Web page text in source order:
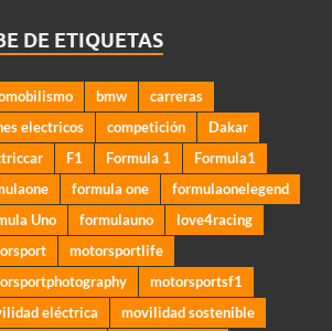
DE ETIQUETAS
bmw
carreras
electricos
competición
Dakar
F1 Formula 1
Formula1
formula one
formulaonelegend
Uno
formulauno
love4racing
motorsportlife
motorsportsf1
eléctrica
movilidad sostenible